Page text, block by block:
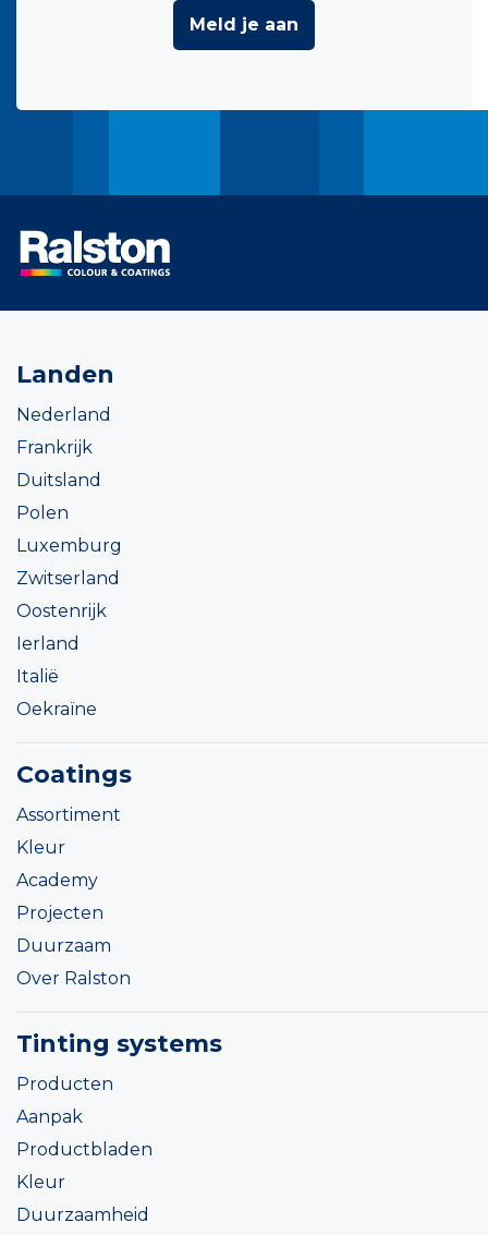
Meld je aan
Landen
Nederland
Frankrijk
Duitsland
Polen
Luxemburg
Zwitserland
Oostenrijk
Ierland
Italië
Oekraïne
Coatings
Assortiment
Kleur
Academy
Projecten
Duurzaam
Over Ralston
Tinting systems
Producten
Aanpak
Productbladen
Kleur
Duurzaamheid